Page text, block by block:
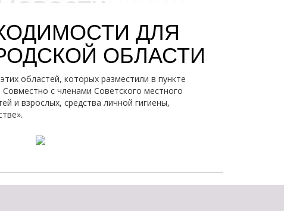
Подробнее
актуальные новости:
науки,
что бы о Вас узнали?
О частной практике или деятельности
организаций?
закажите объявление.
ДЛЯ
ОБЛАСТИ
областей, которых разместили в пункте
с членами Советского местного
и взрослых, средства личной гигиены,